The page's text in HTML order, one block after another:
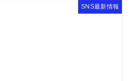
SNS最新情報